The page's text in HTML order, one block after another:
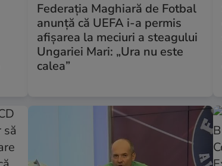
Federația Maghiară de Fotbal
anunță că UEFA i-a permis
afișarea la meciuri a steagului
Ungariei Mari: „Ura nu este
calea”